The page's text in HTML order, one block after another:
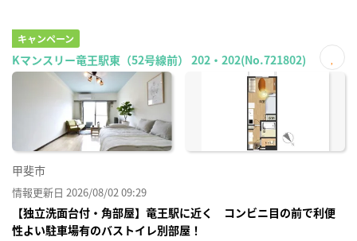
キャンペーン
Kマンスリー竜王駅東（52号線前） 202・202(No.721802)
お気
甲斐市
情報更新日 2026/08/02 09:29
【独立洗面台付・角部屋】竜王駅に近く コンビニ目の前で利便
性よい駐車場有のバストイレ別部屋！